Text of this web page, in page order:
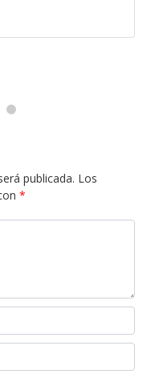
publicada. Los
*